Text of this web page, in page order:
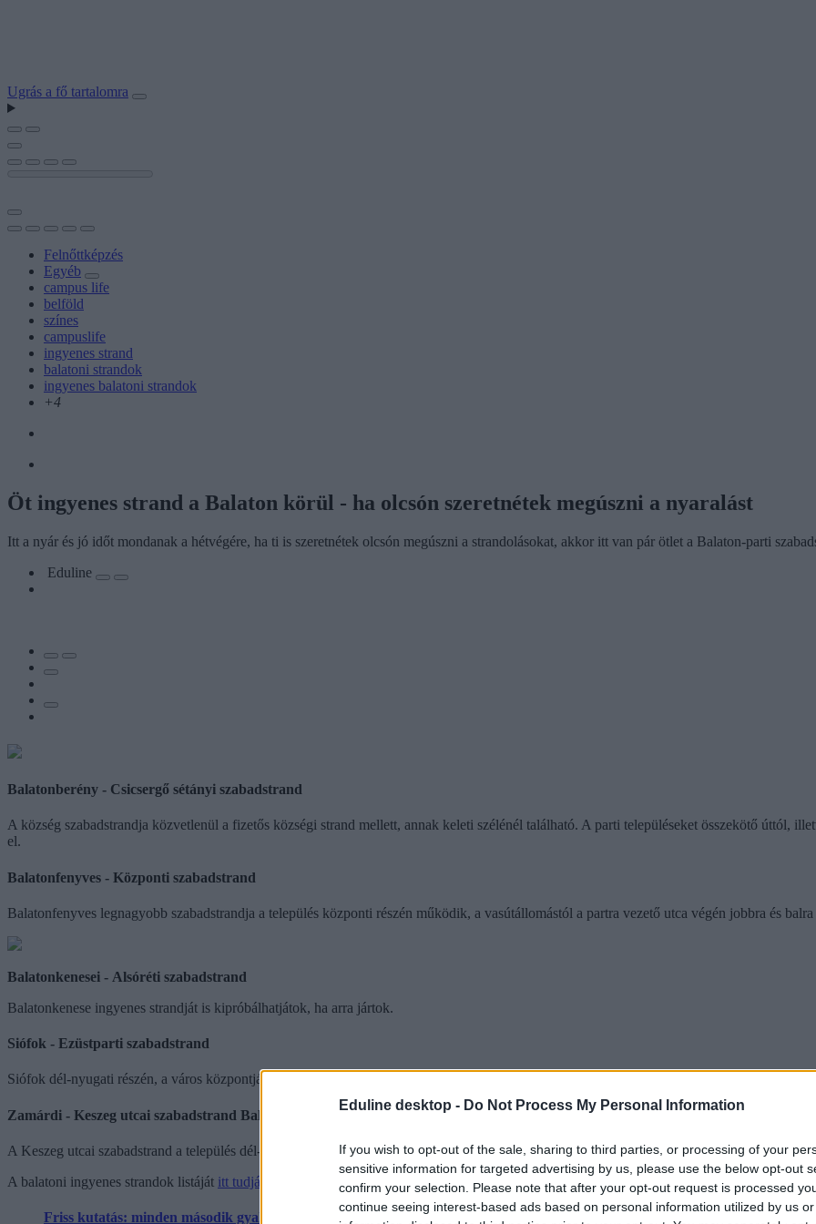
Eduline desktop - Do Not Process My Personal Information
If you wish to opt-out of the sale, sharing to third parties, or processing of your
sensitive information for targeted advertising by us, please use the below opt-out
confirm your selection. Please note that after your opt-out request is processed
continue seeing interest-based ads based on personal information utilized by us
Ugrás a fő tartalomra
Felnőttképzés
Egyéb
campus life
belföld
színes
campuslife
ingyenes strand
balatoni strandok
ingyenes balatoni strandok
+4
Öt ingyenes strand a Balaton körül - ha olcsón szeretnétek megúszni a nyaralást
Itt a nyár és jó időt mondanak a hétvégére, ha ti is szeretnétek olcsón megúszni a strandolásokat, akkor itt van pár ötlet a Balaton-parti
Eduline
Balatonberény - Csicsergő sétányi szabadstrand
A község szabadstrandja közvetlenül a fizetős községi strand mellett, annak keleti szélénél található. A parti településeket összekötő úttól,
el.
Balatonfenyves - Központi szabadstrand
Balatonfenyves legnagyobb szabadstrandja a település központi részén működik, a vasútállomástól a partra vezető utca végén jobbra és
Balatonkenesei - Alsóréti szabadstrand
Balatonkenese ingyenes strandját is kipróbálhatjátok, ha arra jártok.
Siófok - Ezüstparti szabadstrand
Siófok dél-nyugati részén, a város központjától mintegy 500 méterre Zamárdi irányába tovább haladva, az Újhelyi strand után megkezdődik
Zamárdi - Keszeg utcai szabadstrand Balaton
A Keszeg utcai szabadstrand a település dél-nyugati sarkán, Szántód határában található.
A balatoni ingyenes strandok listáját itt tudjátok
Friss kutatás: minden második gyakornoknak állást ajánlanak a cégek